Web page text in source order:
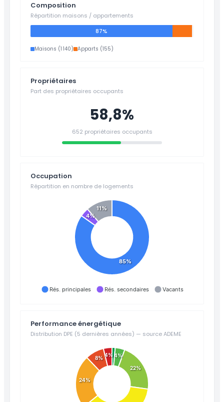
Composition
Répartition maisons / appartements
87%
Maisons (1 140) Apparts (155)
Propriétaires
Part des propriétaires occupants
58,8%
652 propriétaires occupants
Occupation
Répartition en nombre de logements
85%
4%
11%
Rés. principales Rés. secondaires Vacants
Performance énergétique
Distribution DPE (5 dernières années) — source ADEME
4%
22%
24%
8%
4%